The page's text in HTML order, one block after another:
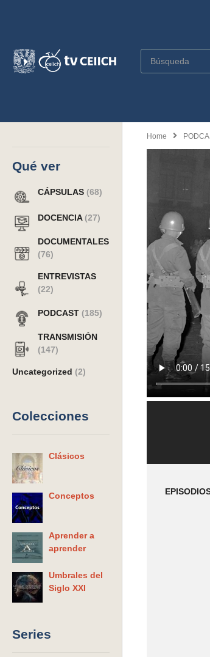
Qué ver
CÁPSULAS (68)
DOCENCIA(27)
DOCUMENTALES
(76)
ENTREVISTAS
(22)
PODCAST (185)
TRANSMISIÓN
(147)
Uncategorized (2)
Colecciones
Clásicos
Conceptos
Aprender a
aprender
Umbrales del
Siglo XXI
Series
Home
Este día en 1968. Septiembre 1